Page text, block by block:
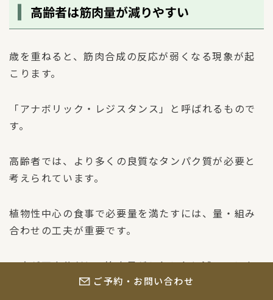
ご予約・お問い合わせ
高齢者は筋肉量が減りやすい
歳を重ねると、筋肉合成の反応が弱くなる現象が起
こります。
「アナボリック・レジスタンス」と呼ばれるもので
す。
高齢者では、より多くの良質なタンパク質が必要と
考えられています。
植物性中心の食事で必要量を満たすには、量・組み
合わせの工夫が重要です。
工夫が不十分だと、筋肉量がじわじわと減ってしま
う可能性があります。